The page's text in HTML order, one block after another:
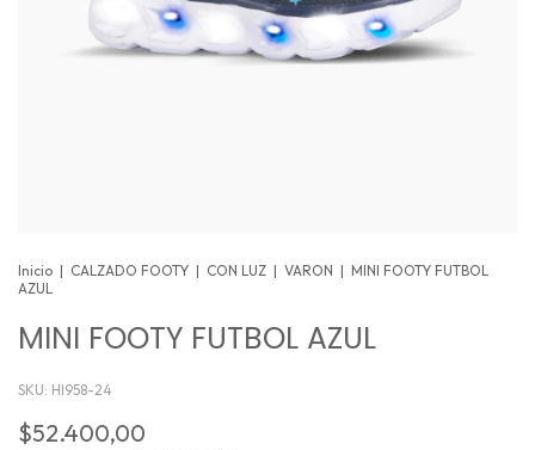
Inicio | CALZADO FOOTY | CON LUZ | VARON | MINI FOOTY FUTBOL
AZUL
MINI FOOTY FUTBOL AZUL
SKU: HI958-24
$52.400,00